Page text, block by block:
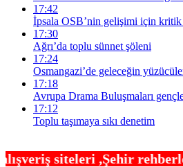
17:42
İpsala OSB’nin gelişimi için
17:30
Ağrı’da toplu sünnet şöleni
17:24
Osmangazi’de geleceğin
17:18
Avrupa Drama Buluşmaları
17:12
Toplu taşımaya sıkı denetim
,Şehir rehberleri ,